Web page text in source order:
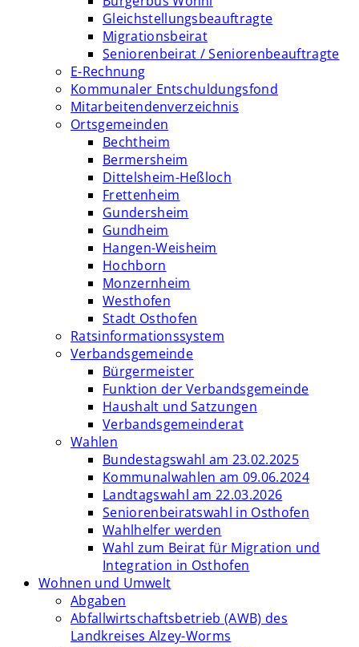
Gleichstellungsbeauftragte
Migrationsbeirat
Seniorenbeirat / Seniorenbeauftragte
E-Rechnung
Kommunaler Entschuldungsfond
Mitarbeitendenverzeichnis
Ortsgemeinden
Bechtheim
Bermersheim
Dittelsheim-Heßloch
Frettenheim
Gundersheim
Gundheim
Hangen-Weisheim
Hochborn
Monzernheim
Westhofen
Stadt Osthofen
Ratsinformationssystem
Verbandsgemeinde
Bürgermeister
Funktion der Verbandsgemeinde
Haushalt und Satzungen
Verbandsgemeinderat
Wahlen
Bundestagswahl am 23.02.2025
Kommunalwahlen am 09.06.2024
Landtagswahl am 22.03.2026
Seniorenbeiratswahl in Osthofen
Wahlhelfer werden
Wahl zum Beirat für Migration und
Integration in Osthofen
Wohnen und Umwelt
Abgaben
Abfallwirtschaftsbetrieb (AWB) des
Landkreises Alzey-Worms